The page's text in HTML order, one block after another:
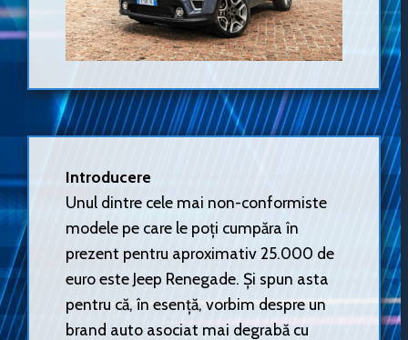
Introducere
Unul dintre cele mai non-conformiste
modele pe care le poți cumpăra în
prezent pentru aproximativ 25.000 de
euro este Jeep Renegade. Și spun asta
pentru că, în esență, vorbim despre un
brand auto asociat mai degrabă cu